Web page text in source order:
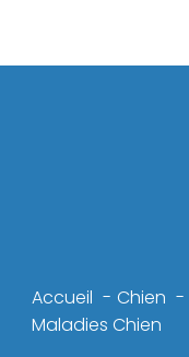
Accueil Chien
Maladies Chien